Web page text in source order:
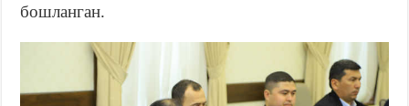
бошланган.